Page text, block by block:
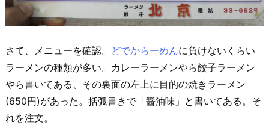
さて、メニューを確認。 どでからーめんに負けないくらい
ラーメンの種類が多い。カレーラーメンやら餃子ラーメン
やら書いてある、その裏面の左上に目的の焼きラーメン
(650円)があった。括弧書きで「醤油味」と書いてある。そ
れを注文。